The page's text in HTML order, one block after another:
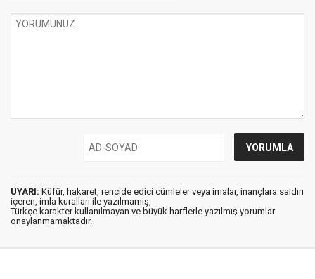
UYARI: Küfür, hakaret, rencide edici cümleler veya imalar, inançlara saldırı
içeren, imla kuralları ile yazılmamış,
Türkçe karakter kullanılmayan ve büyük harflerle yazılmış yorumlar
onaylanmamaktadır.